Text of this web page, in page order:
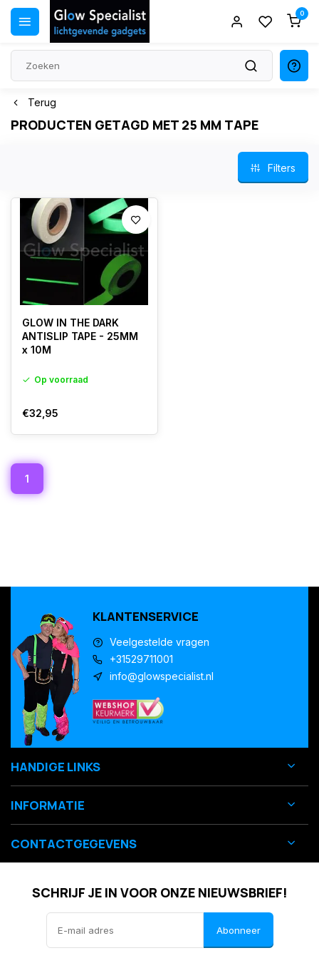
0
Terug
PRODUCTEN GETAGD MET 25 MM TAPE
Filters
GLOW IN THE DARK
ANTISLIP TAPE - 25MM
x 10M
Op voorraad
€32,95
1
KLANTENSERVICE
Veelgestelde vragen
+31529711001
info@glowspecialist.nl
HANDIGE LINKS
INFORMATIE
CONTACTGEGEVENS
SCHRIJF JE IN VOOR ONZE NIEUWSBRIEF!
Abonneer